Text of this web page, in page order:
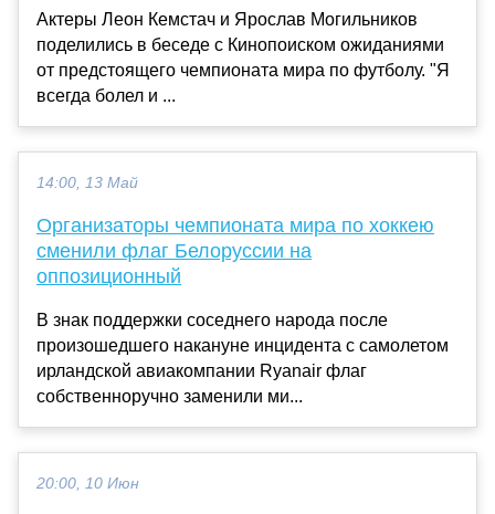
Актеры Леон Кемстач и Ярослав Могильников
поделились в беседе с Кинопоиском ожиданиями
от предстоящего чемпионата мира по футболу. "Я
всегда болел и ...
14:00, 13 Май
Организаторы чемпионата мира по хоккею
сменили флаг Белоруссии на
оппозиционный
В знак поддержки соседнего народа после
произошедшего накануне инцидента с самолетом
ирландской авиакомпании Ryanair флаг
собственноручно заменили ми...
20:00, 10 Июн